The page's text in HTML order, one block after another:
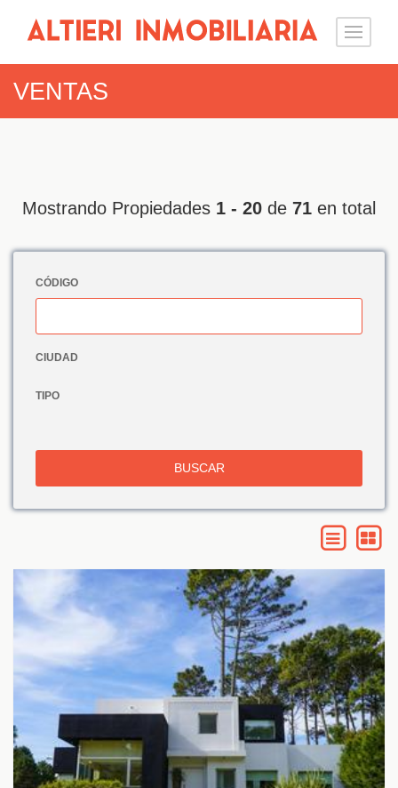
VENTAS
Mostrando Propiedades 1 - 20 de 71 en total
CÓDIGO
CIUDAD
TIPO
BUSCAR